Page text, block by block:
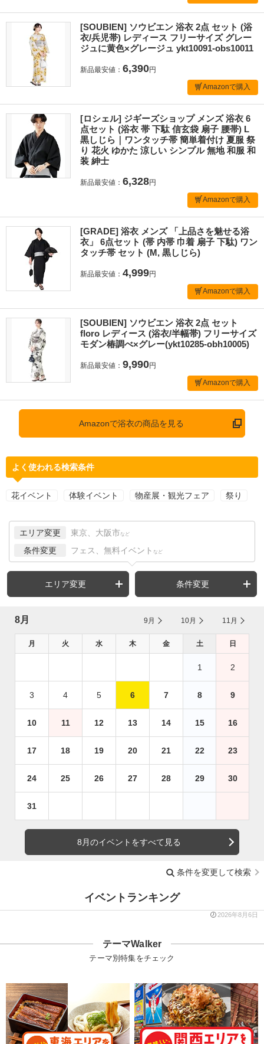
[SOUBIEN] ソウビエン 浴衣 2点 セット (浴
衣/兵児帯) レディース フリーサイズ グレー
ジュに黄色×グレージュ ykt10091-obs10011
新品最安値： 6,390円
Amazonで購入
[ロシェル] ジギーズショップ メンズ 浴衣 6
点セット (浴衣 帯 下駄 信玄袋 扇子 腰帯) L
黒しじら｜ワンタッチ帯 簡単着付け 夏服 祭
り 花火 ゆかた 涼しい シンプル 無地 和服 和
装 紳士
新品最安値： 6,328円
Amazonで購入
[GRADE] 浴衣 メンズ 「上品さを魅せる浴
衣」 6点セット (帯 内帯 巾着 扇子 下駄) ワン
タッチ帯 セット (M, 黒しじら)
新品最安値： 4,999円
Amazonで購入
[SOUBIEN] ソウビエン 浴衣 2点 セット
floro レディース (浴衣/半幅帯) フリーサイズ
モダン椿調べ×グレー(ykt10285-obh10005)
新品最安値： 9,990円
Amazonで購入
Amazonで浴衣の商品を見る
よく使われる検索条件
花イベント 体験イベント 物産展・観光フェア 祭り
エリア変更 東京、大阪市 など
条件変更 フェス、無料イベント など
エリア変更 条件変更
8月 9月 10月 11月
月 火 水 木 金 土 日
1 2
3 4 5 6 7 8 9
10 11 12 13 14 15 16
17 18 19 20 21 22 23
24 25 26 27 28 29 30
31
8月のイベントをすべて見る
条件を変更して検索
イベントランキング
2026年8月6日
テーマWalker
テーマ別特集をチェック